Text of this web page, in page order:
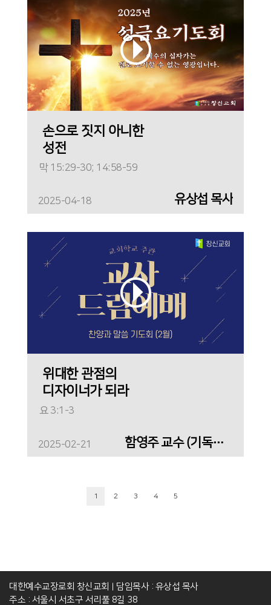
손으로 짓지 아니한
성전
막 15:29-30; 14:58-59
2025-04-18 유상섭 목사
위대한 관점의
디자이너가 되라
요 3:1-3
2025-02-21 함영주 교수 (기독교교육)
1 2 3 4 5
대한예수교장로회 창신교회
담임목사 : 유상섭 목사
주소 : 서울시 서초구 서리풀 8길 38